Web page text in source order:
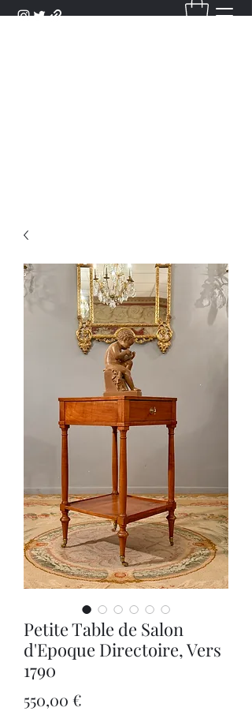
Petite Table de Salon
d'Epoque Directoire, Vers
1790
550,00 €